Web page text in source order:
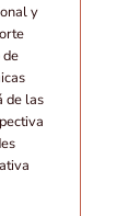
y
de las